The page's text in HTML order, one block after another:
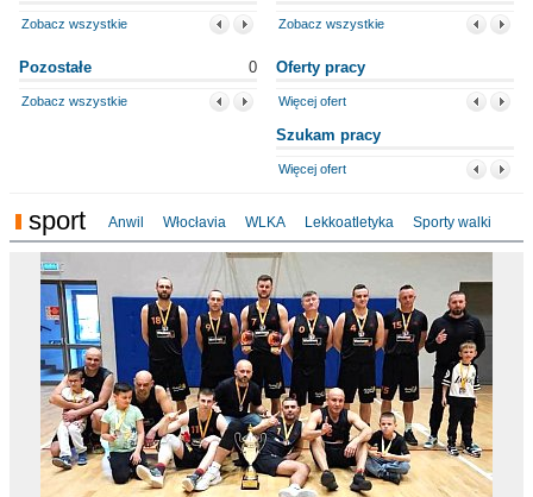
Zobacz wszystkie Zobacz wszystkie
Pozostałe 0
Zobacz wszystkie
Oferty pracy
Więcej ofert
Szukam pracy
Więcej ofert
sport Anwil Włocłavia WLKA Lekkoatletyka Sporty walki